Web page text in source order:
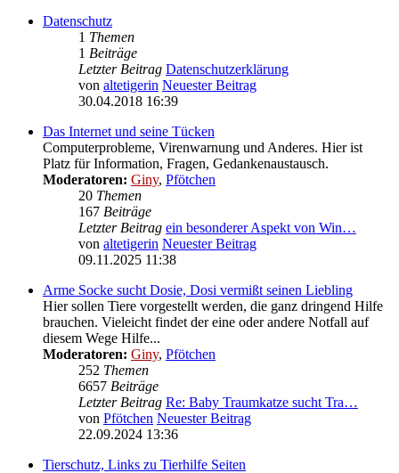
Datenschutz
1 Themen
1 Beiträge
Letzter Beitrag Datenschutzerklärung
von altetigerin Neuester Beitrag
30.04.2018 16:39
Das Internet und seine Tücken
Computerprobleme, Virenwarnung und Anderes. Hier ist
Platz für Information, Fragen, Gedankenaustausch.
Moderatoren: Giny, Pfötchen
20 Themen
167 Beiträge
Letzter Beitrag ein besonderer Aspekt von Win…
von altetigerin Neuester Beitrag
09.11.2025 11:38
Arme Socke sucht Dosie, Dosi vermißt seinen Liebling
Hier sollen Tiere vorgestellt werden, die ganz dringend Hilfe
brauchen. Vieleicht findet der eine oder andere Notfall auf
diesem Wege Hilfe...
Moderatoren: Giny, Pfötchen
252 Themen
6657 Beiträge
Letzter Beitrag Re: Baby Traumkatze sucht Tra…
von Pfötchen Neuester Beitrag
22.09.2024 13:36
Tierschutz, Links zu Tierhilfe Seiten